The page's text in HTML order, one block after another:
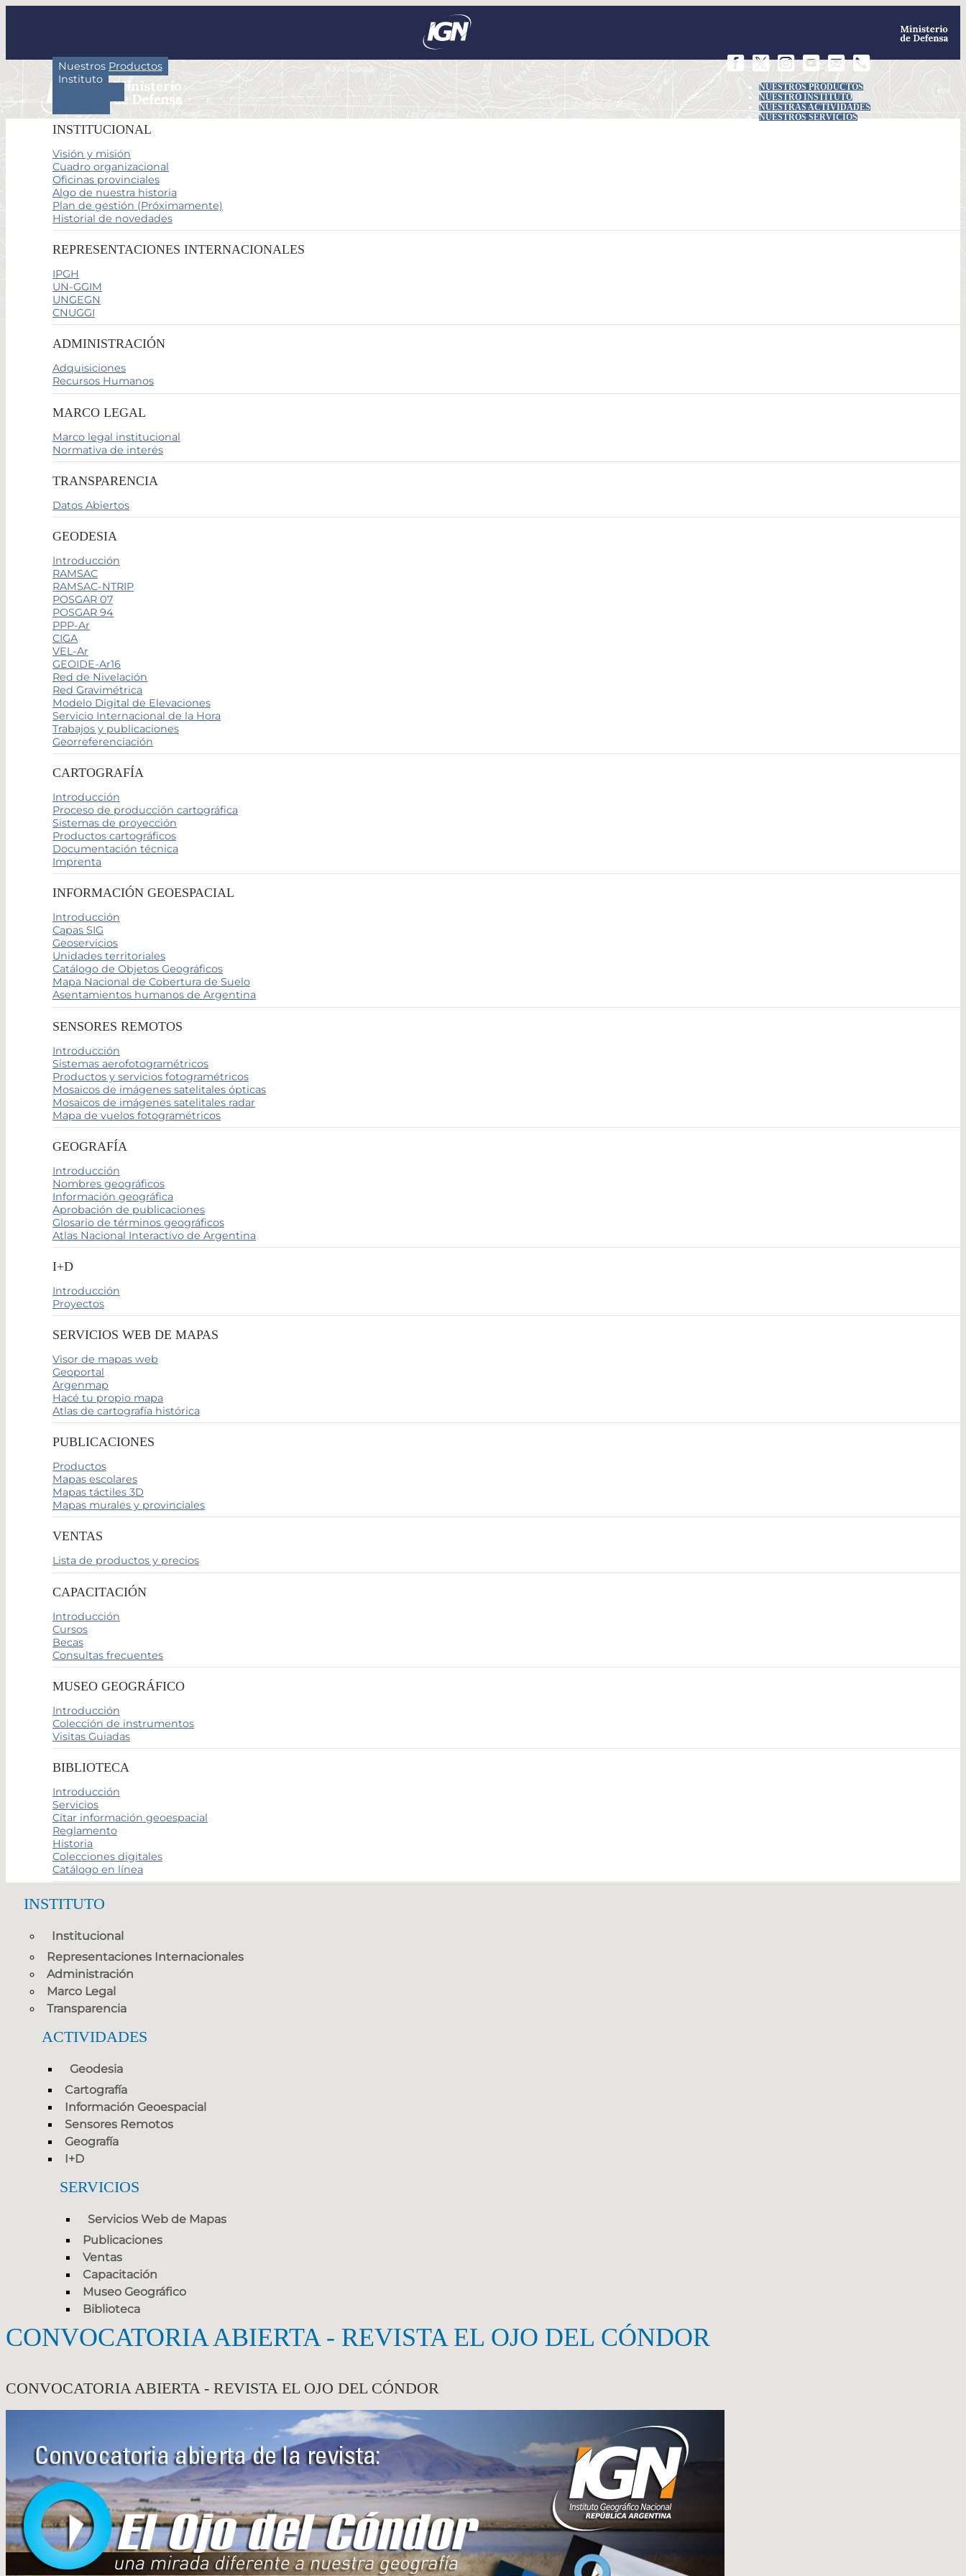
NUESTROS PRODUCTOS
NUESTRO INSTITUTO
NUESTRAS ACTIVIDADES
NUESTROS SERVICIOS
Nuestros Productos
Instituto
INSTITUCIONAL
Visión y misión
Cuadro organizacional
Oficinas provinciales
Algo de nuestra historia
Plan de gestión (Próximamente)
Historial de novedades
REPRESENTACIONES INTERNACIONALES
IPGH
UN-GGIM
UNGEGN
CNUGGI
ADMINISTRACIÓN
Adquisiciones
Recursos Humanos
MARCO LEGAL
Marco legal institucional
Normativa de interés
TRANSPARENCIA
Datos Abiertos
GEODESIA
Introducción
RAMSAC
RAMSAC-NTRIP
POSGAR 07
POSGAR 94
PPP-Ar
CIGA
VEL-Ar
GEOIDE-Ar16
Red de Nivelación
Red Gravimétrica
Modelo Digital de Elevaciones
Servicio Internacional de la Hora
Trabajos y publicaciones
Georreferenciación
CARTOGRAFÍA
Introducción
Proceso de producción cartográfica
Sistemas de proyección
Productos cartográficos
Documentación técnica
Imprenta
INFORMACIÓN GEOESPACIAL
Introducción
Capas SIG
Geoservicios
Unidades territoriales
Catálogo de Objetos Geográficos
Mapa Nacional de Cobertura de Suelo
Asentamientos humanos de Argentina
SENSORES REMOTOS
Introducción
Sistemas aerofotogramétricos
Productos y servicios fotogramétricos
Mosaicos de imágenes satelitales ópticas
Mosaicos de imágenes satelitales radar
Mapa de vuelos fotogramétricos
GEOGRAFÍA
Introducción
Nombres geográficos
Información geográfica
Aprobación de publicaciones
Glosario de términos geográficos
Atlas Nacional Interactivo de Argentina
I+D
Introducción
Proyectos
SERVICIOS WEB DE MAPAS
Visor de mapas web
Geoportal
Argenmap
Hacé tu propio mapa
Atlas de cartografía histórica
PUBLICACIONES
Productos
Mapas escolares
Mapas táctiles 3D
Mapas murales y provinciales
VENTAS
Lista de productos y precios
CAPACITACIÓN
Introducción
Cursos
Becas
Consultas frecuentes
MUSEO GEOGRÁFICO
Introducción
Colección de instrumentos
Visitas Guiadas
BIBLIOTECA
Introducción
Servicios
Citar información geoespacial
Reglamento
Historia
Colecciones digitales
Catálogo en línea
INSTITUTO
Institucional
Representaciones Internacionales
Administración
Marco Legal
Transparencia
ACTIVIDADES
Geodesia
Cartografía
Información Geoespacial
Sensores Remotos
Geografía
I+D
SERVICIOS
Servicios Web de Mapas
Publicaciones
Ventas
Capacitación
Museo Geográfico
Biblioteca
CONVOCATORIA ABIERTA - REVISTA EL OJO DEL CÓNDOR
CONVOCATORIA ABIERTA - REVISTA EL OJO DEL CÓNDOR